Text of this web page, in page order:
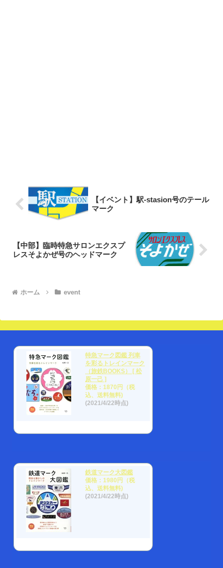
【イベント】駅-stasion号のテール
マーク
【中部】臨時特急サロンエクスプ
レスそよかぜ号のヘッドマーク
ホーム event
特急マーク図鑑 列車
を彩るトレインマーク
（旅鉄BOOKS） [ 松
原一己 ]
価格：1870円（税
込、送料無料)
(2021/4/22時点)
鉄道マーク大図鑑
価格：1980円（税
込、送料無料)
(2021/4/22時点)